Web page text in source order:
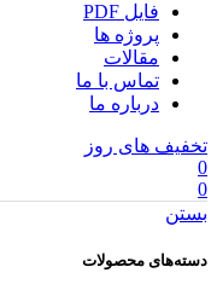
فایل PDF
پروژه ها
مقالات
تماس با ما
درباره ما
تخفیف های روز
0
0
بستن
دسته‌های محصولات